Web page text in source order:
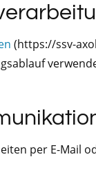
(https://ssv-
per E-Mail